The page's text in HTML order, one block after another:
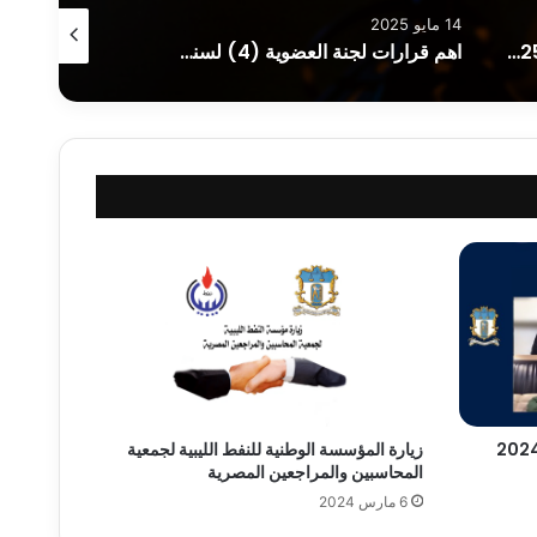
التقرير السنوي والقوائم المالية 30/6/2025
14 مايو 2025
اهم قرارات لجنة العضوية (4) لسنة 2025
زيارة المؤسسة الوطنية للنفط الليبية لجمعية
المحاسبين والمراجعين المصرية
6 مارس 2024